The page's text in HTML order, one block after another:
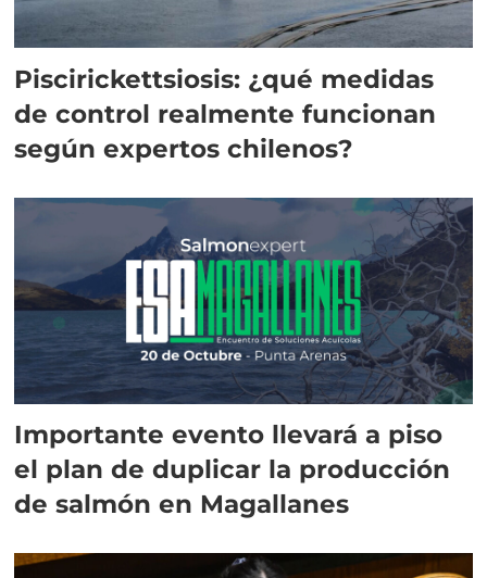
Piscirickettsiosis: ¿qué medidas
de control realmente funcionan
según expertos chilenos?
Importante evento llevará a piso
el plan de duplicar la producción
de salmón en Magallanes